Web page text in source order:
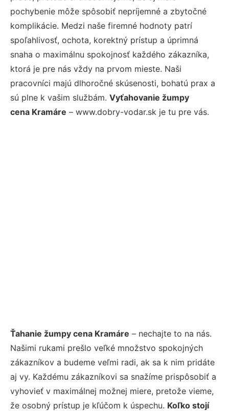
pochybenie môže spôsobiť nepríjemné a zbytočné
komplikácie. Medzi naše firemné hodnoty patrí
spoľahlivosť, ochota, korektný prístup a úprimná
snaha o maximálnu spokojnosť každého zákazníka,
ktorá je pre nás vždy na prvom mieste. Naši
pracovníci majú dlhoročné skúsenosti, bohatú prax a
sú plne k vašim službám. Vyťahovanie žumpy
cena Kramáre – www.dobry-vodar.sk je tu pre vás.
Ťahanie žumpy cena Kramáre – nechajte to na nás.
Našimi rukami prešlo veľké množstvo spokojných
zákazníkov a budeme veľmi radi, ak sa k nim pridáte
aj vy. Každému zákazníkovi sa snažíme prispôsobiť a
vyhovieť v maximálnej možnej miere, pretože vieme,
že osobný prístup je kľúčom k úspechu. Koľko stojí